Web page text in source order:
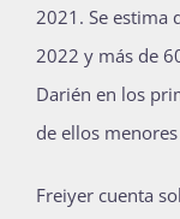
2021. Se estima
2022 y más de
Darién en los
de ellos menores
Freiyer cuenta